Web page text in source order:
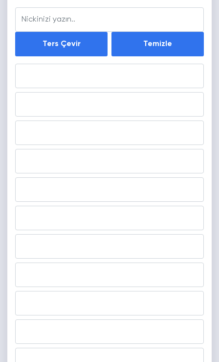
Ters Çevir Temizle